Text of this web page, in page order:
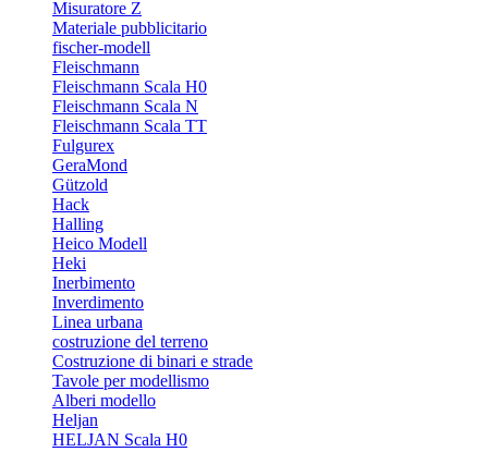
Misuratore Z
Materiale pubblicitario
fischer-modell
Fleischmann
Fleischmann Scala H0
Fleischmann Scala N
Fleischmann Scala TT
Fulgurex
GeraMond
Gützold
Hack
Halling
Heico Modell
Heki
Inerbimento
Inverdimento
Linea urbana
costruzione del terreno
Costruzione di binari e strade
Tavole per modellismo
Alberi modello
Heljan
HELJAN Scala H0